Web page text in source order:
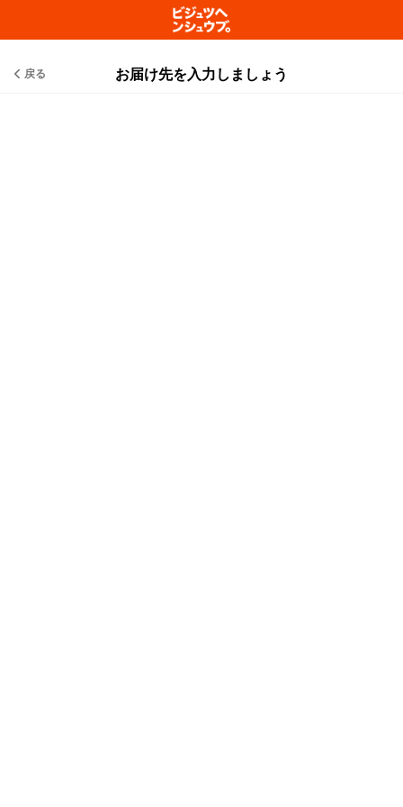
戻る お届け先を入力しましょう